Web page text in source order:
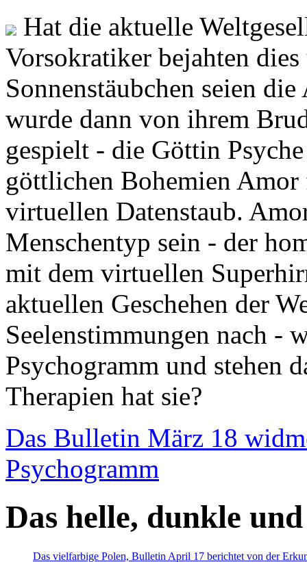
Hat die aktuelle
Vorsokratiker bejahten
Sonnenstäubchen seien
wurde dann von ihrem
gespielt - die Göttin
göttlichen Bohemien
virtuellen Datenstaub.
Menschentyp sein - der
mit dem virtuellen
aktuellen Geschehen der
Seelenstimmungen nach -
Psychogramm und stehen
Therapien hat sie?
Das Bulletin März 18
Psychogramm
Das helle, dunkle
Das vielfarbige Polen, Bulletin April 17 berichtet von der